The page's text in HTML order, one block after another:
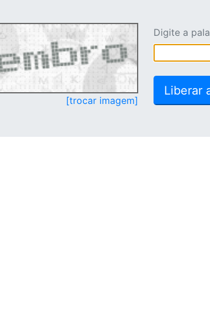
[trocar imagem]
Digite a